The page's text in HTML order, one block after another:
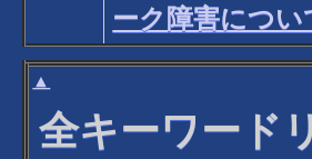
ーク障害につい
▲
全キーワード